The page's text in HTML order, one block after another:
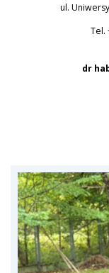
BADANIA
ul.
Tel.
dr